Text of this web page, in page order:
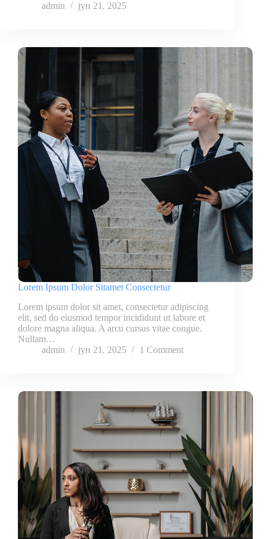
admin
јун 21, 2025
Lorem Ipsum Dolor Sitamet Consectetur
Lorem ipsum dolor sit amet, consectetur adipiscing
elit, sed do eiusmod tempor incididunt ut labore et
dolore magna aliqua. A arcu cursus vitae congue.
Nullam…
admin
јун 21, 2025 1 Comment